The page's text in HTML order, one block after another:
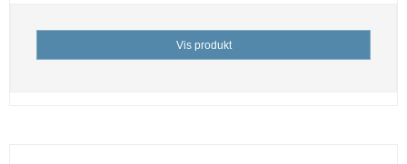
Vis produkt